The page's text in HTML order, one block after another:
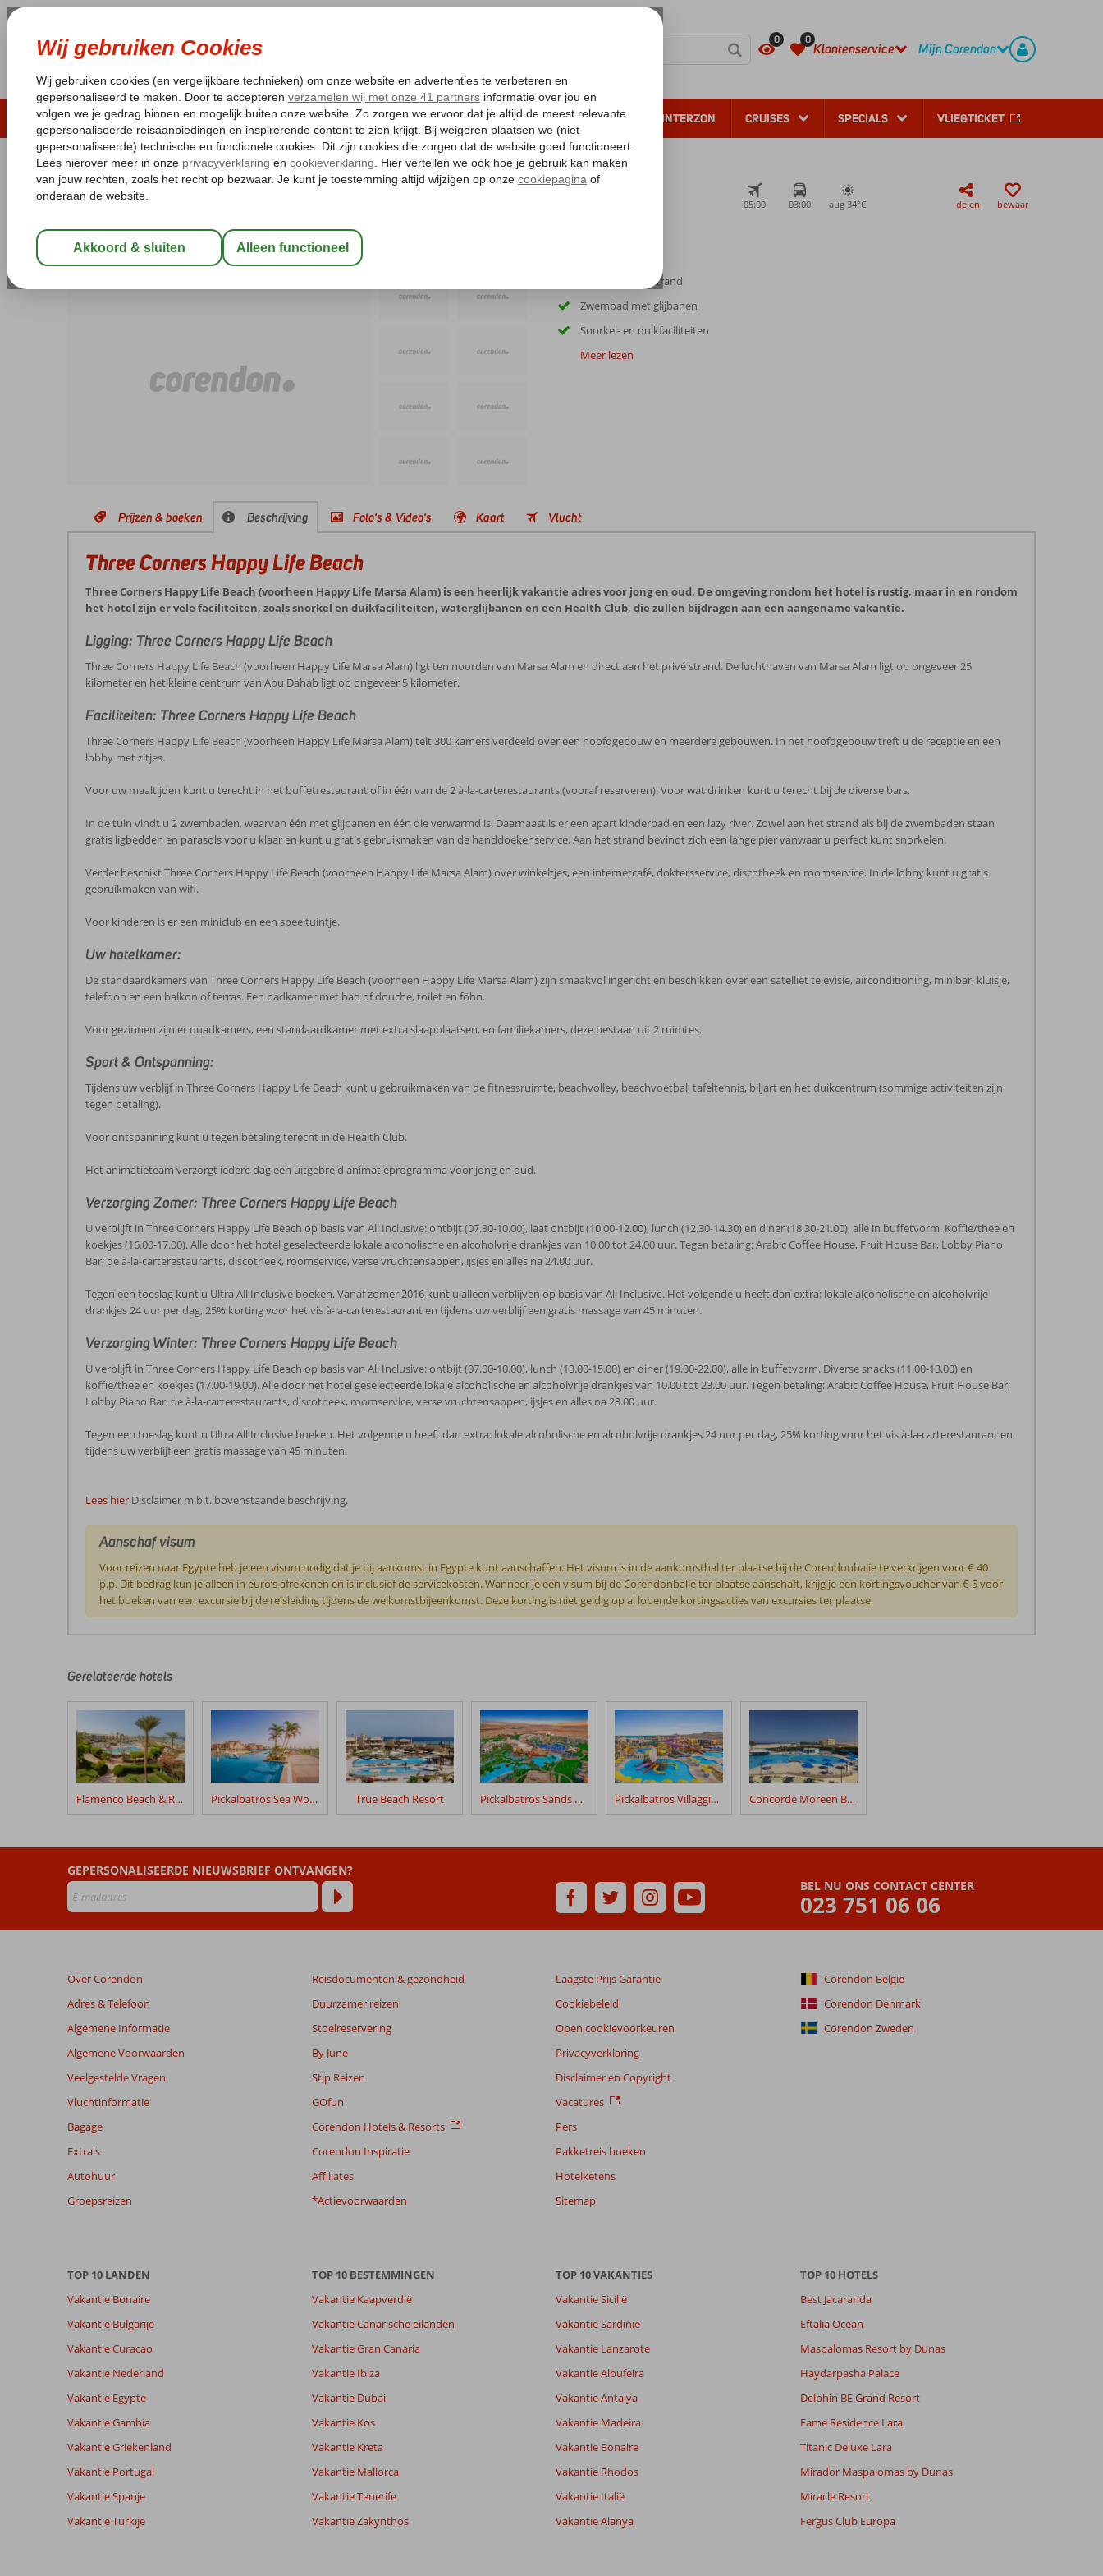
0 0
Klantenservice Mijn Corendon
LAST MINUTE ZOMER 2026 ZONVAKANTIE VERRE REIZEN ALL INCLUSIVE WINTERZON CRUISES SPECIALS VLIEGTICKET
Pakketgarantie Laagsteprijsgarantie* Gratis annuleren*
Home
Egypte Rode Zee
Three Corners Happy Life Beach
All Inclusive Hotel
05:00 03:00 aug 34°C delen bewaar
Direct aan het strand
Zwembad met glijbanen
Snorkel- en duikfaciliteiten
Meer lezen
Prijzen & boeken Beschrijving Foto's & Video's Kaart Vlucht
Three Corners Happy Life Beach
Three Corners Happy Life Beach (voorheen Happy Life Marsa Alam) is een heerlijk vakantie adres voor jong en oud. De omgeving rondom het hotel is rustig, maar in en rondom
het hotel zijn er vele faciliteiten, zoals snorkel en duikfaciliteiten, waterglijbanen en een Health Club, die zullen bijdragen aan een aangename vakantie.
Ligging: Three Corners Happy Life Beach
Three Corners Happy Life Beach (voorheen Happy Life Marsa Alam) ligt ten noorden van Marsa Alam en direct aan het privé strand. De luchthaven van Marsa Alam ligt op ongeveer 25
kilometer en het kleine centrum van Abu Dahab ligt op ongeveer 5 kilometer.
Faciliteiten: Three Corners Happy Life Beach
Three Corners Happy Life Beach (voorheen Happy Life Marsa Alam) telt 300 kamers verdeeld over een hoofdgebouw en meerdere gebouwen. In het hoofdgebouw treft u de receptie en een
lobby met zitjes.
Voor uw maaltijden kunt u terecht in het buffetrestaurant of in één van de 2 à-la-carterestaurants (vooraf reserveren). Voor wat drinken kunt u terecht bij de diverse bars.
In de tuin vindt u 2 zwembaden, waarvan één met glijbanen en één die verwarmd is. Daarnaast is er een apart kinderbad en een lazy river. Zowel aan het strand als bij de zwembaden staan
gratis ligbedden en parasols voor u klaar en kunt u gratis gebruikmaken van de handdoekenservice. Aan het strand bevindt zich een lange pier vanwaar u perfect kunt snorkelen.
Verder beschikt Three Corners Happy Life Beach (voorheen Happy Life Marsa Alam) over winkeltjes, een internetcafé, doktersservice, discotheek en roomservice. In de lobby kunt u gratis
gebruikmaken van wifi.
Voor kinderen is er een miniclub en een speeltuintje.
Uw hotelkamer:
De standaardkamers van Three Corners Happy Life Beach (voorheen Happy Life Marsa Alam) zijn smaakvol ingericht en beschikken over een satelliet televisie, airconditioning, minibar, kluisje,
telefoon en een balkon of terras. Een badkamer met bad of douche, toilet en föhn.
Voor gezinnen zijn er quadkamers, een standaardkamer met extra slaapplaatsen, en familiekamers, deze bestaan uit 2 ruimtes.
Sport & Ontspanning:
Tijdens uw verblijf in Three Corners Happy Life Beach kunt u gebruikmaken van de fitnessruimte, beachvolley, beachvoetbal, tafeltennis, biljart en het duikcentrum (sommige activiteiten zijn
tegen betaling).
Voor ontspanning kunt u tegen betaling terecht in de Health Club.
Het animatieteam verzorgt iedere dag een uitgebreid animatieprogramma voor jong en oud.
Verzorging Zomer: Three Corners Happy Life Beach
U verblijft in Three Corners Happy Life Beach op basis van All Inclusive: ontbijt (07.30-10.00), laat ontbijt (10.00-12.00), lunch (12.30-14.30) en diner (18.30-21.00), alle in buffetvorm. Koffie/thee en
koekjes (16.00-17.00). Alle door het hotel geselecteerde lokale alcoholische en alcoholvrije drankjes van 10.00 tot 24.00 uur. Tegen betaling: Arabic Coffee House, Fruit House Bar, Lobby Piano
Bar, de à-la-carterestaurants, discotheek, roomservice, verse vruchtensappen, ijsjes en alles na 24.00 uur.
Tegen een toeslag kunt u Ultra All Inclusive boeken. Vanaf zomer 2016 kunt u alleen verblijven op basis van All Inclusive. Het volgende u heeft dan extra: lokale alcoholische en alcoholvrije
drankjes 24 uur per dag, 25% korting voor het vis à-la-carterestaurant en tijdens uw verblijf een gratis massage van 45 minuten.
Verzorging Winter: Three Corners Happy Life Beach
U verblijft in Three Corners Happy Life Beach op basis van All Inclusive: ontbijt (07.00-10.00), lunch (13.00-15.00) en diner (19.00-22.00), alle in buffetvorm. Diverse snacks (11.00-13.00) en
koffie/thee en koekjes (17.00-19.00). Alle door het hotel geselecteerde lokale alcoholische en alcoholvrije drankjes van 10.00 tot 23.00 uur. Tegen betaling: Arabic Coffee House, Fruit House Bar,
Lobby Piano Bar, de à-la-carterestaurants, discotheek, roomservice, verse vruchtensappen, ijsjes en alles na 23.00 uur.
Tegen een toeslag kunt u Ultra All Inclusive boeken. Het volgende u heeft dan extra: lokale alcoholische en alcoholvrije drankjes 24 uur per dag, 25% korting voor het vis à-la-carterestaurant en
tijdens uw verblijf een gratis massage van 45 minuten.
Lees hier Disclaimer m.b.t. bovenstaande beschrijving.
Aanschaf visum
Voor reizen naar Egypte heb je een visum nodig dat je bij aankomst in Egypte kunt aanschaffen. Het visum is in de aankomsthal ter plaatse bij de Corendonbalie te verkrijgen voor € 40
p.p. Dit bedrag kun je alleen in euro’s afrekenen en is inclusief de servicekosten. Wanneer je een visum bij de Corendonbalie ter plaatse aanschaft, krijg je een kortingsvoucher van € 5 voor
het boeken van een excursie bij de reisleiding tijdens de welkomstbijeenkomst. Deze korting is niet geldig op al lopende kortingsacties van excursies ter plaatse.
door
klanten
geschreven
na
hun
verblijf
Three
Beach
Beoordelingen
die
dan
maanden
worden
meer
weergegeven
de
te
over
beoordelingen.
Gerelateerde hotels
Flamenco Beach & Resort Pickalbatros Sea World Resort True Beach Resort Pickalbatros Sands Hotel Pickalbatros Villaggio Resort Concorde Moreen Beach
BEL NU ONS CONTACT CENTER
023 751 06 06
GEPERSONALISEERDE NIEUWSBRIEF ONTVANGEN?
Over Corendon
Adres & Telefoon
Algemene Informatie
Algemene Voorwaarden
Veelgestelde Vragen
Vluchtinformatie
Bagage
Extra's
Autohuur
Groepsreizen
Reisdocumenten & gezondheid
Duurzamer reizen
Stoelreservering
By June
Stip Reizen
GOfun
Corendon Hotels & Resorts
Corendon Inspiratie
Affiliates
*Actievoorwaarden
Laagste Prijs Garantie
Cookiebeleid
Open cookievoorkeuren
Privacyverklaring
Disclaimer en Copyright
Vacatures
Pers
Pakketreis boeken
Hotelketens
Sitemap
Corendon België
Corendon Denmark
Corendon Zweden
TOP 10 LANDEN
Vakantie Bonaire
Vakantie Bulgarije
Vakantie Curacao
Vakantie Nederland
Vakantie Egypte
Vakantie Gambia
Vakantie Griekenland
Vakantie Portugal
Vakantie Spanje
Vakantie Turkije
TOP 10 BESTEMMINGEN
Vakantie Kaapverdië
Vakantie Canarische eilanden
Vakantie Gran Canaria
Vakantie Ibiza
Vakantie Dubai
Vakantie Kos
Vakantie Kreta
Vakantie Mallorca
Vakantie Tenerife
Vakantie Zakynthos
TOP 10 VAKANTIES
Vakantie Sicilië
Vakantie Sardinië
Vakantie Lanzarote
Vakantie Albufeira
Vakantie Antalya
Vakantie Madeira
Vakantie Bonaire
Vakantie Rhodos
Vakantie Italië
Vakantie Alanya
TOP 10 HOTELS
Best Jacaranda
Eftalia Ocean
Maspalomas Resort by Dunas
Haydarpasha Palace
Delphin BE Grand Resort
Fame Residence Lara
Titanic Deluxe Lara
Mirador Maspalomas by Dunas
Miracle Resort
Fergus Club Europa